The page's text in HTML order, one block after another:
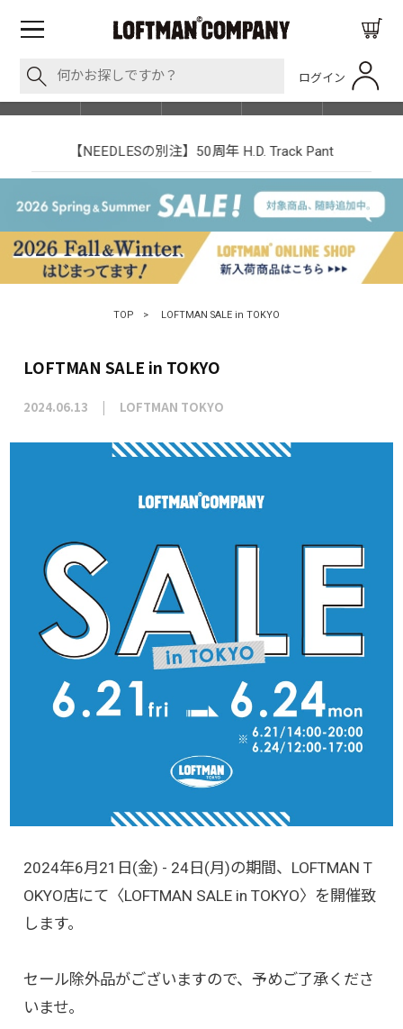
ログイン
SHOP LIST
【NEEDLESの別注】50周年 H.D. Track Pant
TOP > LOFTMAN SALE in TOKYO
LOFTMAN SALE in TOKYO
2024.06.13 LOFTMAN TOKYO
2024年6月21日(金) - 24日(月)の期間、LOFTMAN T
OKYO店にて〈LOFTMAN SALE in TOKYO〉を開催致
します。
セール除外品がございますので、予めご了承くださ
いませ。